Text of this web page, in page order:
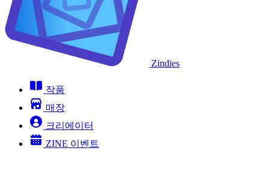
Zindies
작품
매장
크리에이터
ZINE 이벤트